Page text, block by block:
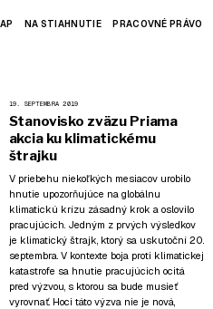
NA STIAHNUTIE PRACOVNÉ PRÁVO
19. SEPTEMBRA 2019
Stanovisko zväzu Priama
akcia ku klimatickému
štrajku
V priebehu niekoľkých mesiacov urobilo
hnutie upozorňujúce na globálnu
klimatickú krízu zásadný krok a oslovilo
pracujúcich. Jedným z prvých výsledkov
je klimatický štrajk, ktorý sa uskutoční 20.
septembra. V kontexte boja proti klimatickej
katastrofe sa hnutie pracujúcich ocitá
pred výzvou, s ktorou sa bude musieť
vyrovnať. Hoci táto výzva nie je nová,